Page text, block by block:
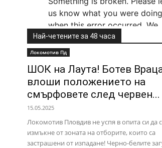
Най-четените за 48 часа
Локомотив Пд
ШОК на Лаута! Ботев
влоши положението на
смърфовете след червен...
15.05.2025
Локомотив Пловдив не успя в опита си да
измъкне от зоната на отборите, които са
застрашени от изпадане! Черно-белите